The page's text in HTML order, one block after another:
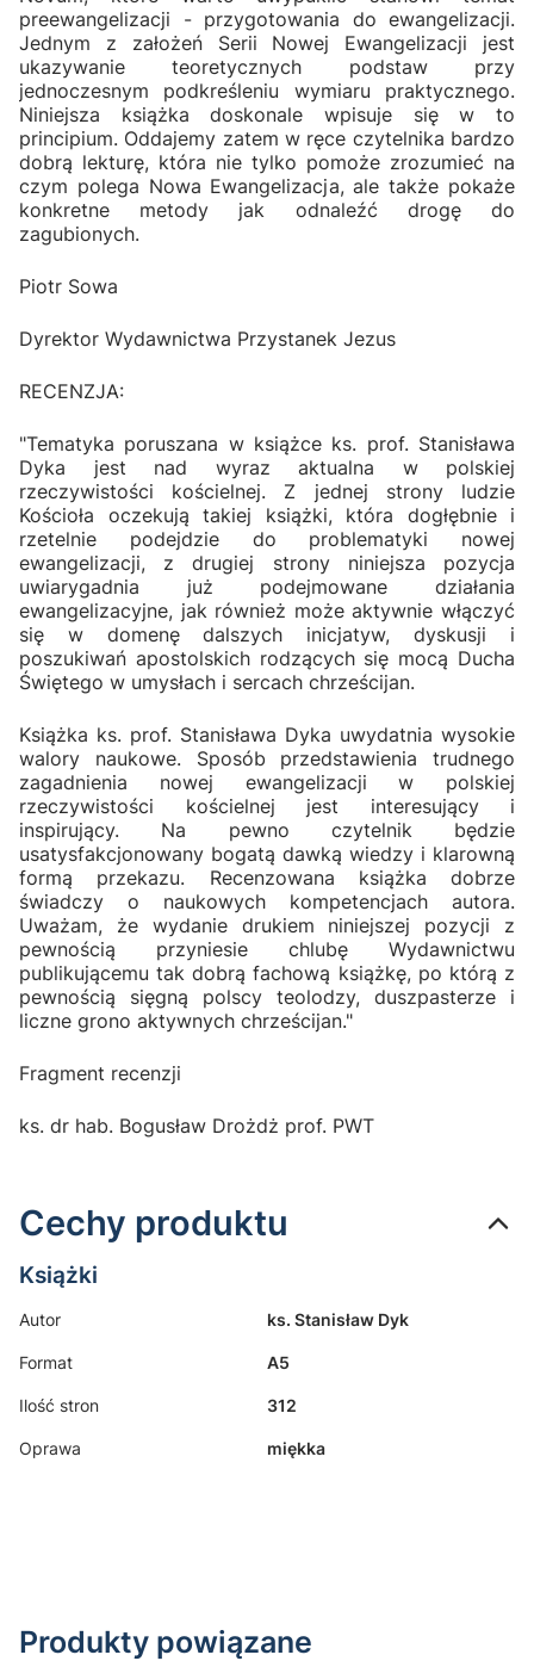
preewangelizacji - przygotowania do ewangelizacji.
Jednym z założeń Serii Nowej Ewangelizacji jest
ukazywanie teoretycznych podstaw przy
jednoczesnym podkreśleniu wymiaru praktycznego.
Niniejsza książka doskonale wpisuje się w to
principium. Oddajemy zatem w ręce czytelnika bardzo
dobrą lekturę, która nie tylko pomoże zrozumieć na
czym polega Nowa Ewangelizacja, ale także pokaże
konkretne metody jak odnaleźć drogę do
zagubionych.
Piotr Sowa
Dyrektor Wydawnictwa Przystanek Jezus
RECENZJA:
"Tematyka poruszana w książce ks. prof. Stanisława
Dyka jest nad wyraz aktualna w polskiej
rzeczywistości kościelnej. Z jednej strony ludzie
Kościoła oczekują takiej książki, która dogłębnie i
rzetelnie podejdzie do problematyki nowej
ewangelizacji, z drugiej strony niniejsza pozycja
uwiarygadnia już podejmowane działania
ewangelizacyjne, jak również może aktywnie włączyć
się w domenę dalszych inicjatyw, dyskusji i
poszukiwań apostolskich rodzących się mocą Ducha
Świętego w umysłach i sercach chrześcijan.
Książka ks. prof. Stanisława Dyka uwydatnia wysokie
walory naukowe. Sposób przedstawienia trudnego
zagadnienia nowej ewangelizacji w polskiej
rzeczywistości kościelnej jest interesujący i
inspirujący. Na pewno czytelnik będzie
usatysfakcjonowany bogatą dawką wiedzy i klarowną
formą przekazu. Recenzowana książka dobrze
świadczy o naukowych kompetencjach autora.
Uważam, że wydanie drukiem niniejszej pozycji z
pewnością przyniesie chlubę Wydawnictwu
publikującemu tak dobrą fachową książkę, po którą z
pewnością sięgną polscy teolodzy, duszpasterze i
liczne grono aktywnych chrześcijan."
Fragment recenzji
ks. dr hab. Bogusław Drożdż prof. PWT
Cechy produktu
Książki
Autor ks. Stanisław Dyk
Format A5
Ilość stron 312
Oprawa miękka
Produkty powiązane